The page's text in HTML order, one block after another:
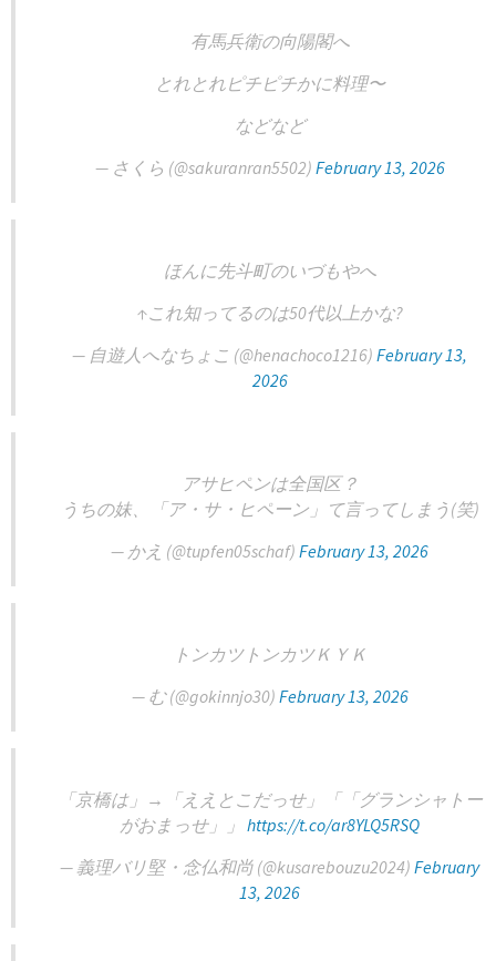
有馬兵衛の向陽閣へ
とれとれピチピチかに料理〜
などなど
— さくら (@sakuranran5502) February 13, 2026
ほんに先斗町のいづもやへ
↑これ知ってるのは50代以上かな?
— 自遊人へなちょこ (@henachoco1216) February 13,
2026
アサヒペンは全国区？
うちの妹、「ア・サ・ヒペーン」て言ってしまう(笑)
— かえ (@tupfen05schaf) February 13, 2026
トンカツトンカツＫＹＫ
— む (@gokinnjo30) February 13, 2026
「京橋は」→「ええとこだっせ」「「グランシャトー
がおまっせ」」 https://t.co/ar8YLQ5RSQ
— 義理バリ堅・念仏和尚 (@kusarebouzu2024) February
13, 2026